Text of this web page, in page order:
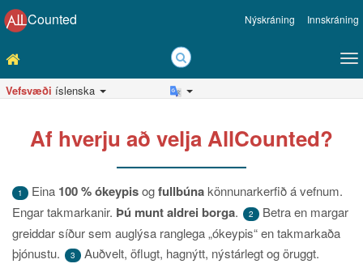
Counted Nýskráning Innskráning
Vefsvæði íslenska
Af hverju að velja AllCounted?
1 Eina 100 % ókeypisogfullbúnakönnunarkerfið á vefnum.
Engar takmarkanir. Þú munt aldrei borga. 2
Betra en margar
greiddar síður sem auglýsa ranglega „ókeypis“ en takmarkaða
þjónustu.
3 Auðvelt, öflugt, hagnýtt, nýstárlegt og öruggt.